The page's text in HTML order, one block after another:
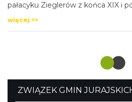
pałacyku Zieglerów z końca XIX i
więcej >>
ZWIĄZEK GMIN